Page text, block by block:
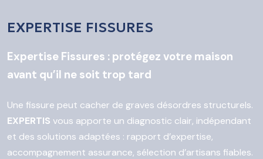
EXPERTISE FISSURES
Expertise Fissures : protégez votre maison
avant qu’il ne soit trop tard
Une fissure peut cacher de graves désordres structurels.
EXPERTIS vous apporte un diagnostic clair, indépendant
et des solutions adaptées : rapport d’expertise,
accompagnement assurance, sélection d’artisans fiables.